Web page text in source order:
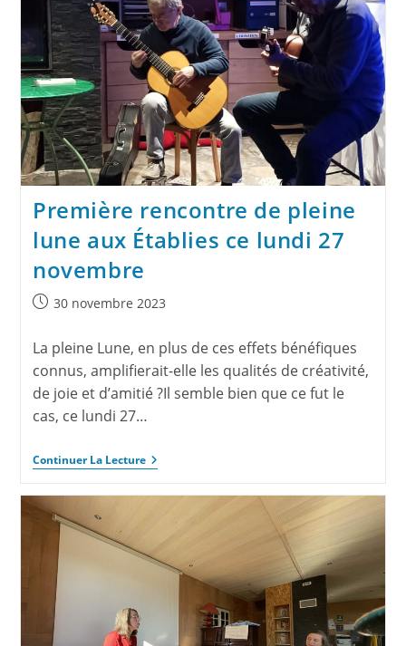
Première rencontre de pleine
lune aux Établies ce lundi 27
novembre
30 novembre 2023
La pleine Lune, en plus de ces effets bénéfiques
connus, amplifierait-elle les qualités de créativité,
de joie et d’amitié ?Il semble bien que ce fut le
cas, ce lundi 27…
Continuer La Lecture